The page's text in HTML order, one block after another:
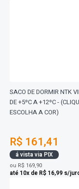
SACO DE DORMIR NTK
DE +5ºC A +12ºC -
ESCOLHA A COR)
R$ 161,41
á vista via PIX
ou R$ 169,90
até 10x de R$ 16,99 s/